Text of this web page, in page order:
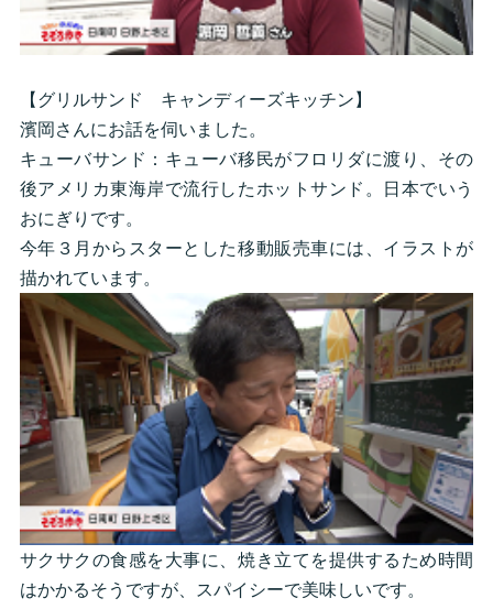
【グリルサンド キャンディーズキッチン】
濱岡さんにお話を伺いました。
キューバサンド：キューバ移民がフロリダに渡り、その
後アメリカ東海岸で流行したホットサンド。日本でいう
おにぎりです。
今年３月からスターとした移動販売車には、イラストが
描かれています。
サクサクの食感を大事に、焼き立てを提供するため時間
はかかるそうですが、スパイシーで美味しいです。